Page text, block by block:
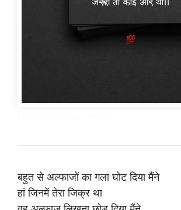
बहुत से अल्फाजों का गला घोट दिया मैंने
हां जिनमें तेरा जिक्र था